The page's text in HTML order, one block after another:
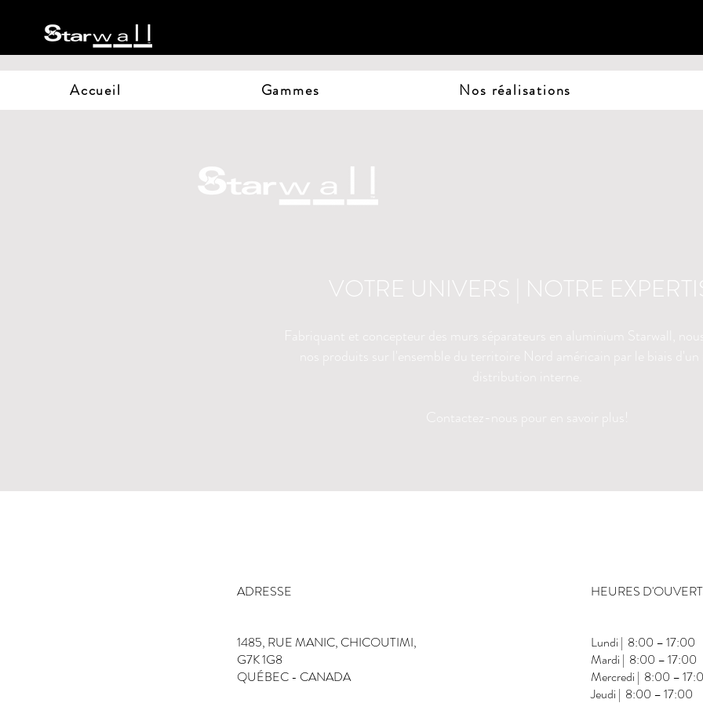
Accueil Gammes Nos réalisations
VOTRE UNIVERS | NOTRE
Fabriquant et concepteur des murs séparateurs en aluminium Starwall, nous
nos produits sur l'ensemble du territoire Nord américain par le biais d'un
Contactez-nous pour en savoir plus!
ADRESSE HEURES
1485, RUE MANIC, CHICOUTIMI,
G7K 1G8
QUÉBEC - CANADA
Lundi | 8:00 – 17:00
Mardi | 8:00 – 17:00
Mercredi | 8:00 –
Jeudi | 8:00 – 17:00